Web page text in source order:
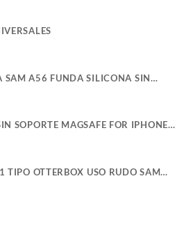
SAM A56 FUNDA SILICONA SIN
SAMSUNG
SOPORTE MAGSAFE FOR IPHONE
MAGSAFE
TIPO OTTERBOX USO RUDO SAM
S26 ULTRA